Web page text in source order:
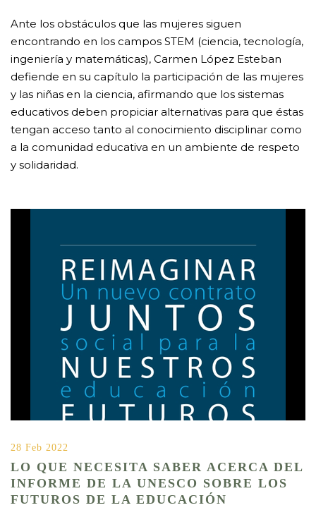
Ante los obstáculos que las mujeres siguen
encontrando en los campos STEM (ciencia, tecnología,
ingeniería y matemáticas), Carmen López Esteban
defiende en su capítulo la participación de las mujeres
y las niñas en la ciencia, afirmando que los sistemas
educativos deben propiciar alternativas para que éstas
tengan acceso tanto al conocimiento disciplinar como
a la comunidad educativa en un ambiente de respeto
y solidaridad.
28 Feb 2022
LO QUE NECESITA SABER ACERCA DEL
INFORME DE LA UNESCO SOBRE LOS
FUTUROS DE LA EDUCACIÓN